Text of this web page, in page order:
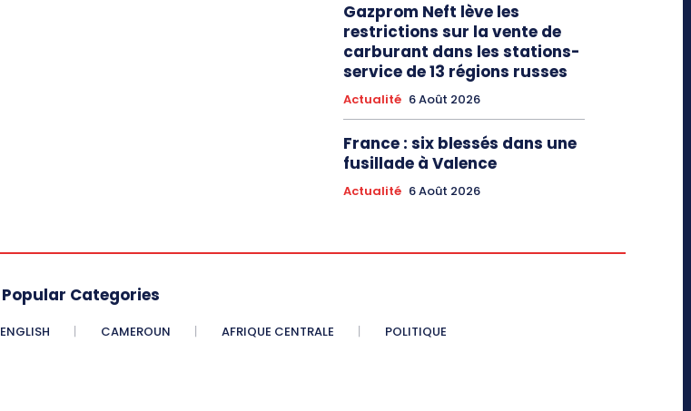
Gazprom Neft lève les
restrictions sur la vente de
carburant dans les stations-
service de 13 régions russes
Actualité 6 Août 2026
France : six blessés dans une
fusillade à Valence
Actualité 6 Août 2026
Popular Categories
ENGLISH CAMEROUN AFRIQUE CENTRALE POLITIQUE